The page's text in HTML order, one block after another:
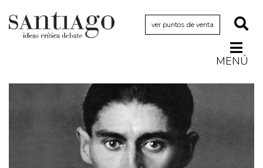
ver puntos de venta
MENÚ
Archivo Cenfoto-UDP
Arquetipos de situación